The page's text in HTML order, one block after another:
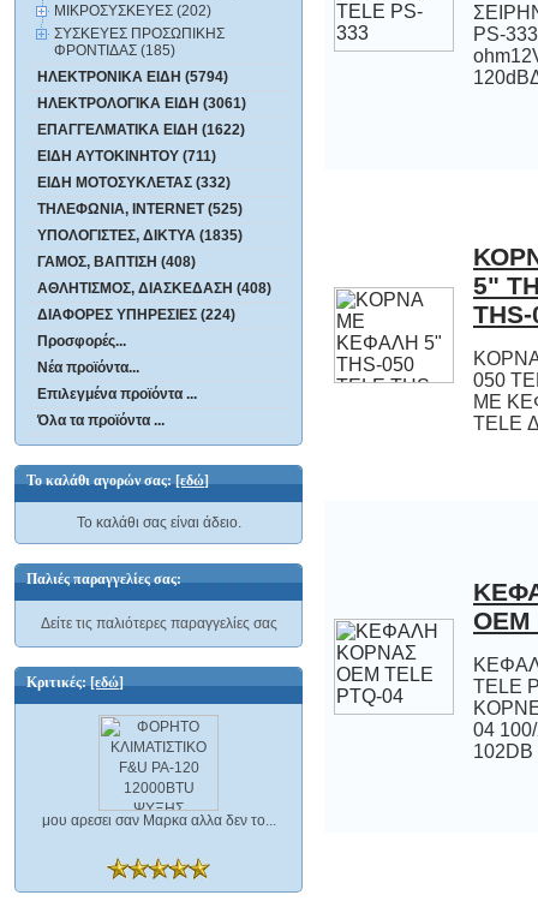
ΜΙΚΡΟΣΥΣΚΕΥΕΣ (202)
ΣΥΣΚΕΥΕΣ ΠΡΟΣΩΠΙΚΗΣ
ΦΡΟΝΤΙΔΑΣ (185)
ΗΛΕΚΤΡΟΝΙΚΑ ΕΙΔΗ (5794)
ΗΛΕΚΤΡΟΛΟΓΙΚΑ ΕΙΔΗ (3061)
ΕΠΑΓΓΕΛΜΑΤΙΚΑ ΕΙΔΗ (1622)
ΕΙΔΗ ΑΥΤΟΚΙΝΗΤΟΥ (711)
ΕΙΔΗ ΜΟΤΟΣΥΚΛΕΤΑΣ (332)
ΤΗΛΕΦΩΝΙΑ, INTERNET (525)
ΥΠΟΛΟΓΙΣΤΕΣ, ΔΙΚΤΥΑ (1835)
ΓΑΜΟΣ, ΒΑΠΤΙΣΗ (408)
ΑΘΛΗΤΙΣΜΟΣ, ΔΙΑΣΚΕΔΑΣΗ (408)
ΔΙΑΦΟΡΕΣ ΥΠΗΡΕΣΙΕΣ (224)
Προσφορές...
Νέα προϊόντα...
Επιλεγμένα προϊόντα ...
Όλα τα προϊόντα ...
Το καλάθι αγορών σας:[εδώ]
Το καλάθι σας είναι άδειο.
Παλιές παραγγελίες σας:
Δείτε τις παλιότερες παραγγελίες σας
Κριτικές:[εδώ]
μου αρεσει σαν Μαρκα αλλα δεν το...
PS-
5"
050
ΜΕ
TELE
TELE
04